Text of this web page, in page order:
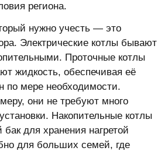
региона.
нужно учесть — это
Электрические котлы бывают
Проточные котлы
жидкость, обеспечивая её
по мере необходимости.
они не требуют много
Накопительные котлы
для хранения нагретой
для больших семей, где